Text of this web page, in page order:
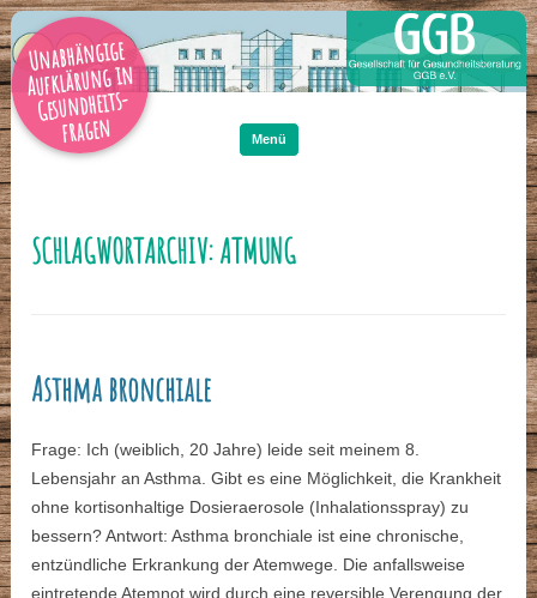
Unabhängige
Aufklärung in
Gesundheits-
fragen Menü
SCHLAGWORTARCHIV:ATMUNG
Asthma bronchiale
Frage: Ich (weiblich, 20 Jahre) leide seit meinem 8.
Lebensjahr an Asthma. Gibt es eine Möglichkeit, die Krankheit
ohne kortisonhaltige Dosieraerosole (Inhalationsspray) zu
bessern? Antwort: Asthma bronchiale ist eine chronische,
entzündliche Erkrankung der Atemwege. Die anfallsweise
eintretende Atemnot wird durch eine reversible Verengung der